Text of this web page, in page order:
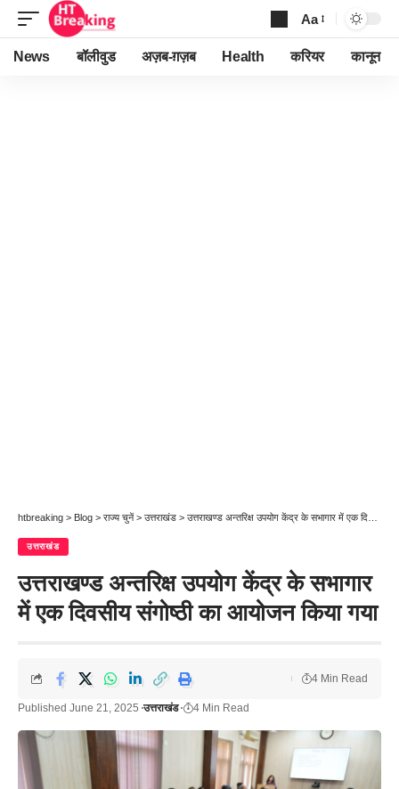
Font
Resizer
Aa
News बॉलीवुड अज़ब-ग़ज़ब Health करियर कानून
htbreaking > Blog > राज्य चुनें > उत्तराखंड > उत्तराखण्ड अन्तरिक्ष उपयोग केंद्र के सभागार में एक दिवसीय संगोष्ठी का आयोजन किया गया
उत्तराखंड
उत्तराखण्ड अन्तरिक्ष उपयोग केंद्र के सभागार
में एक दिवसीय संगोष्ठी का आयोजन किया गया
Published June 21, 2025 उत्तराखंड 4 Min Read
4 Min Read